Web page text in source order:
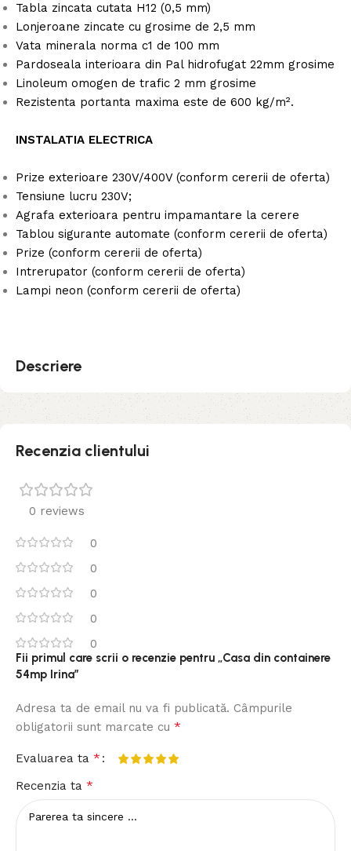
Tabla zincata cutata H12 (0,5 mm)
Lonjeroane zincate cu grosime de 2,5 mm
Vata minerala norma c1 de 100 mm
Pardoseala interioara din Pal hidrofugat 22mm grosime
Linoleum omogen de trafic 2 mm grosime
Rezistenta portanta maxima este de 600 kg/m².
INSTALATIA ELECTRICA
Prize exterioare 230V/400V (conform cererii de oferta)
Tensiune lucru 230V;
Agrafa exterioara pentru impamantare la cerere
Tablou sigurante automate (conform cererii de oferta)
Prize (conform cererii de oferta)
Intrerupator (conform cererii de oferta)
Lampi neon (conform cererii de oferta)
Descriere
Recenzia clientului
0 reviews
0
0
0
0
0
Fii primul care scrii o recenzie pentru „Casa din containere
54mp Irina”
Adresa ta de email nu va fi publicată. Câmpurile
obligatorii sunt marcate cu *
Evaluarea ta *
Recenzia ta *